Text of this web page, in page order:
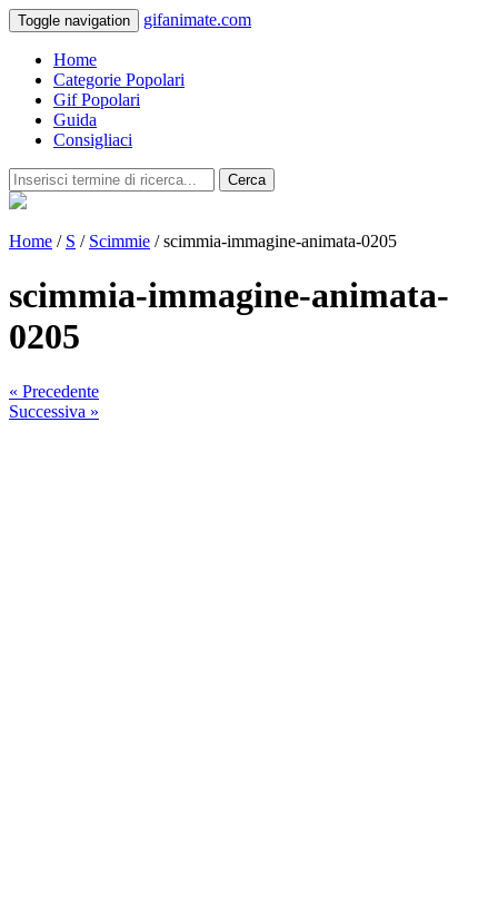
Toggle navigation gifanimate.com
Home
Categorie Popolari
Gif Popolari
Guida
Consigliaci
Cerca
Home / S / Scimmie / scimmia-immagine-animata-0205
scimmia-immagine-animata-
0205
« Precedente
Successiva »